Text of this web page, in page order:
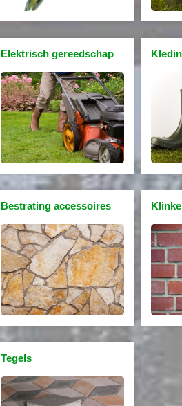
Elektrisch gereedschap
Bestrating accessoires
Tegels